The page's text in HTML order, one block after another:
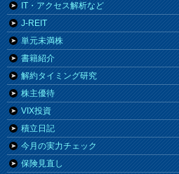
IT・アクセス解析など
J-REIT
単元未満株
書籍紹介
解約タイミング研究
株主優待
VIX投資
積立日記
今月の実力チェック
保険見直し